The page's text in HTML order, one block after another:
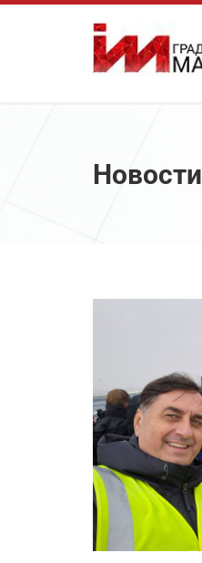
Новости